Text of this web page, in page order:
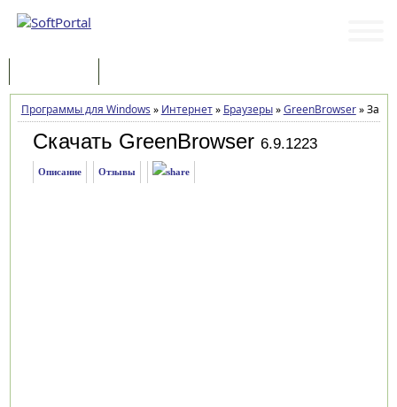
Программы для Windows » Интернет» Браузеры»GreenBrowser»
Скачать GreenBrowser 6.9.1223
Описание Отзывы